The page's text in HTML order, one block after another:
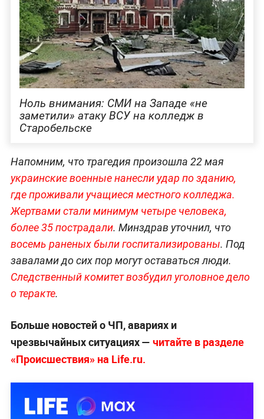
Ноль внимания: СМИ на Западе «не
заметили» атаку ВСУ на колледж в
Старобельске
Напомним, что трагедия произошла 22 мая
украинские военные нанесли удар по зданию,
где проживали учащиеся местного колледжа.
Жертвами стали минимум четыре человека,
более 35 пострадали. Минздрав уточнил, что
восемь раненых были госпитализированы. Под
завалами до сих пор могут оставаться люди.
Следственный комитет возбудил уголовное дело
о теракте.
Больше новостей о ЧП, авариях и
чрезвычайных ситуациях — читайте в разделе
«Происшествия» на Life.ru.